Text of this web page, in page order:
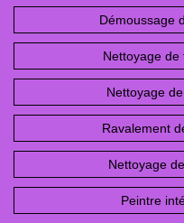
Démoussage
Nettoyage de
Nettoyage
Ravalement
Nettoyage
Peintre